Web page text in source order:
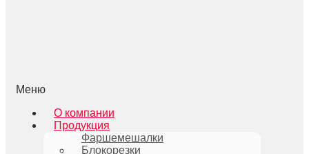
Меню
О компании
Продукция
Фаршемешалки
Блокорезки